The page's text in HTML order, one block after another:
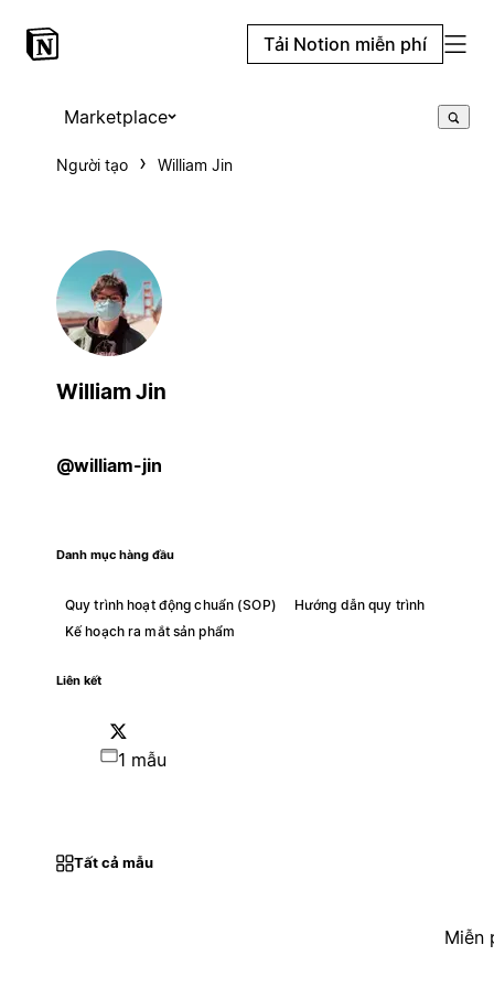
Tải Notion miễn phí
Marketplace
Người tạo William Jin
William Jin
@william-jin
Danh mục hàng đầu
Quy trình hoạt động chuẩn (SOP)
Hướng dẫn quy trình
Kế hoạch ra mắt sản phẩm
Liên kết
1 mẫu
Tất cả mẫu
Miễn